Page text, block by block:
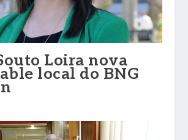
Loira nova
local do BNG